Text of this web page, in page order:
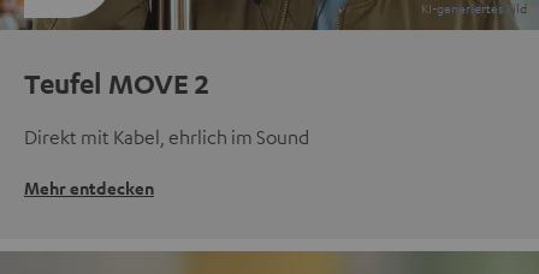
Teufel MOVE 2
Direkt mit Kabel, ehrlich im Sound
Mehr entdecken